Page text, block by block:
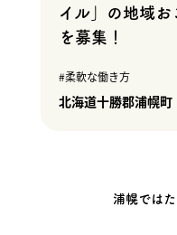
イル」の地域
を募集！
柔軟な働き方
北海道十勝郡浦幌町
浦幌では